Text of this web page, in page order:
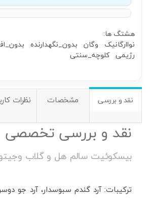
هشتگ ها:
نواارگانیک وگان بدون_نگهدارنده
رژیمی کلوچه_سنتی
نقد و بررسی مشخصات نظرات
نقد و بررسی تخصصی
بیسکوئیت سالم هل و گلاب وجیتو 300
ترکیبات: آرد گندم سبوسدار، آرد جو